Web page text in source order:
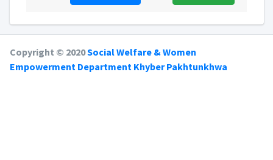
Copyright © 2020Social Welfare & Women
Empowerment Department Khyber Pakhtunkhwa